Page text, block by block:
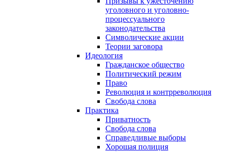
уголовного и уголовно-
процессуального
законодательства
Символические акции
Теории заговора
Идеология
Гражданское общество
Политический режим
Право
Революция и контрреволюция
Свобода слова
Практика
Приватность
Свобода слова
Справедливые выборы
Хорошая полиция